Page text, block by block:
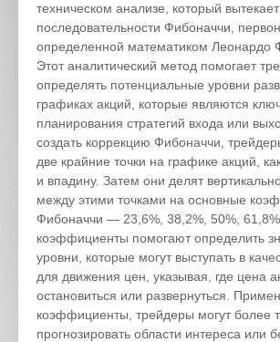
техническом анализе, который
последовательности Фибоначчи,
определенной математиком Леонардо
Этот аналитический метод помогает
определять потенциальные уровни
графиках акций, которые являются
планирования стратегий входа или
создать коррекцию Фибоначчи,
две крайние точки на графике акций,
и впадину. Затем они делят
между этими точками на основные
Фибоначчи — 23,6%, 38,2%, 50%,
коэффициенты помогают определить
уровни, которые могут выступать в
для движения цен, указывая, где цена
остановиться или развернуться.
коэффициенты, трейдеры могут более
прогнозировать области интереса или